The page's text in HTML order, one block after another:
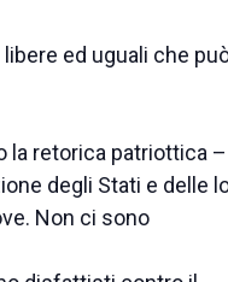
ed uguali che
la retorica patriottica –
degli Stati e delle
Non ci sono